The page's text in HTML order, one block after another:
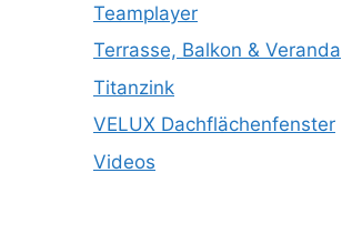
Teamplayer
Terrasse, Balkon & Veranda
Titanzink
VELUX Dachflächenfenster
Videos